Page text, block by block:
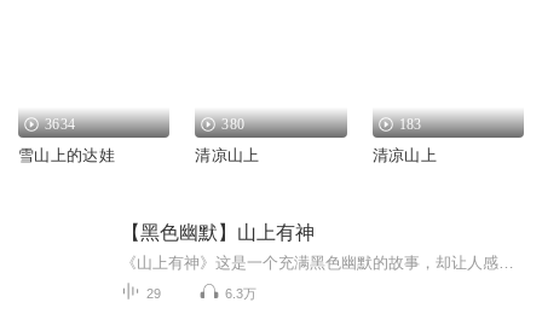
3634
雪山上的达娃
380
清凉山上
183
清凉山上
【黑色幽默】山上有神
29 6.3万